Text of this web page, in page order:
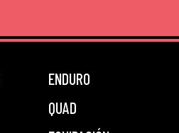
ENDURO
QUAD